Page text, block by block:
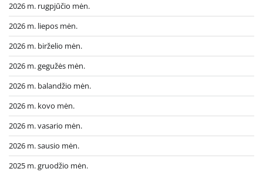
2026 m. rugpjūčio mėn.
2026 m. liepos mėn.
2026 m. birželio mėn.
2026 m. gegužės mėn.
2026 m. balandžio mėn.
2026 m. kovo mėn.
2026 m. vasario mėn.
2026 m. sausio mėn.
2025 m. gruodžio mėn.